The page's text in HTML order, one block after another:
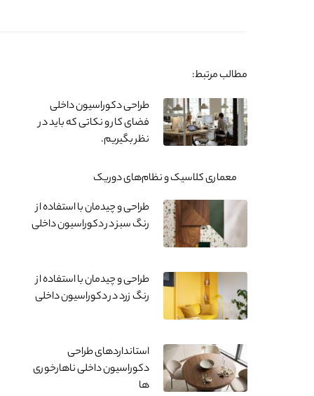
مطالب مرتبط:
طراحی دکوراسیون داخلی
فضای کار و نکاتی که باید در
نظر بگیریم.
معماری کلاسیک و نظام‌های دوریک
طراحی و چیدمان با استفاده از
رنگ سبز در دکوراسیون داخلی
طراحی و چیدمان با استفاده از
رنگ زرد در دکوراسیون داخلی
استانداردهای طراحی
دکوراسیون داخلی ناهارخوری
ها